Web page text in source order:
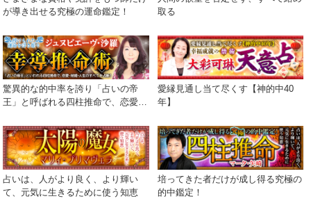
が導き出せる究極の運命鑑定！
取る
驚異的な的中率を誇り「占いの帝
王」と呼ばれる四柱推命で、恋愛・
愛縁見通し当て尽くす【神的中40
年】
占いは、人がより良く、より輝い
て、元気に生きるために使う知恵
培ってきた者だけが成し得る究極の
的中鑑定！